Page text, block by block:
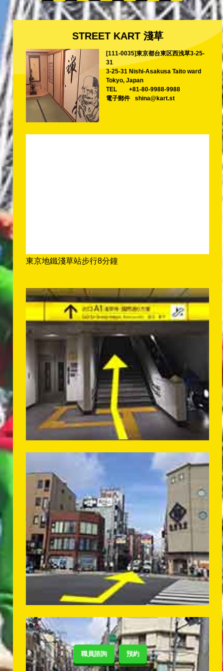
職員諮詢 預約
STREET KART 淺草
[111-0035]東京都台東区西浅草3-25-
31
3-25-31 Nishi-Asakusa Taito ward
Tokyo, Japan
TEL
+81-80-9988-9988
電子郵件
shina@kart.st
東京地鐵淺草站步行8分鐘